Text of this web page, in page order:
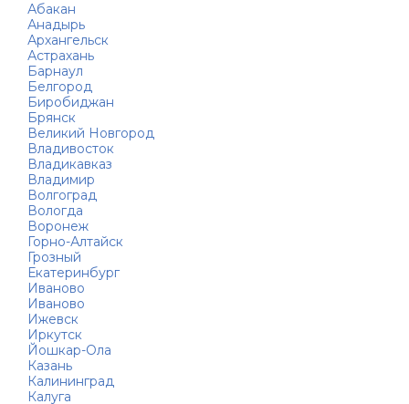
Абакан
Анадырь
Архангельск
Астрахань
Барнаул
Белгород
Биробиджан
Брянск
Великий Новгород
Владивосток
Владикавказ
Владимир
Волгоград
Вологда
Воронеж
Горно-Алтайск
Грозный
Екатеринбург
Иваново
Иваново
Ижевск
Иркутск
Йошкар-Ола
Казань
Калининград
Калуга